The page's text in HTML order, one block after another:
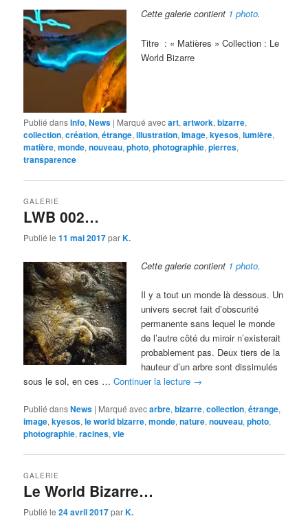
Cette galerie contient 1 photo.
Titre : « Matières » Collection : Le
World Bizarre
Publié dansInfo,News | Marqué avecart,artwork,bizarre,
collection,création,étrange,illustration,image,kyesos,lumière,
matière,monde,nouveau,photo,photographie,pierres,
transparence
LWB 002…
GALERIE
Publié le11 mai 2017parK.
Cette galerie contient 1 photo.
Il y a tout un monde là dessous. Un
univers secret fait d’obscurité
permanente sans lequel le monde
de l’autre côté du miroir n’existerait
probablement pas. Deux tiers de la
hauteur d’un arbre sont dissimulés
sous le sol, en ces …Continuer la lecture →
Publié dansNews | Marqué avecarbre,bizarre,collection,étrange,
image,kyesos,le world bizarre,monde,nature,nouveau,photo,
photographie,racines,vie
Le World Bizarre…
GALERIE
Publié le24 avril 2017parK.